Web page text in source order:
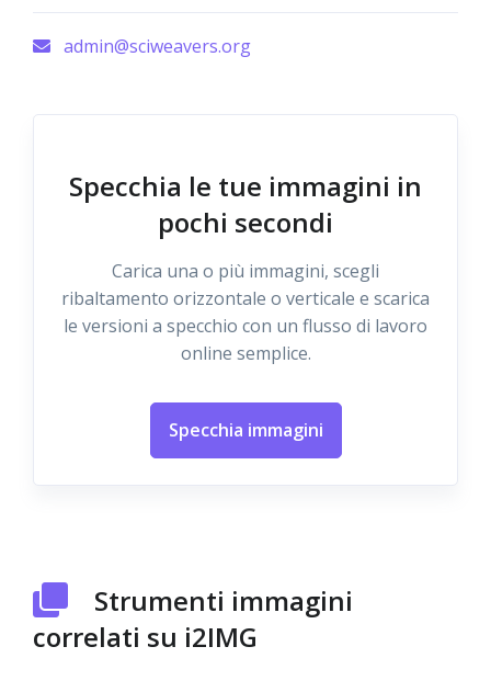
admin@sciweavers.org
Specchia le tue immagini in
pochi secondi
Carica una o più immagini, scegli
ribaltamento orizzontale o verticale e scarica
le versioni a specchio con un flusso di lavoro
online semplice.
Specchia immagini
Strumenti immagini
correlati su i2IMG